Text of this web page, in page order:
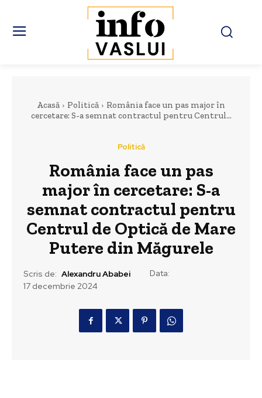
Acasă Politică
România face un pas major în
cercetare: S-a semnat contractul pentru Centrul...
Politică
România face un pas
major în cercetare: S-a
semnat contractul pentru
Centrul de Optică de Mare
Putere din Măgurele
Scris de: Alexandru Ababei
Data:
17 decembrie 2024